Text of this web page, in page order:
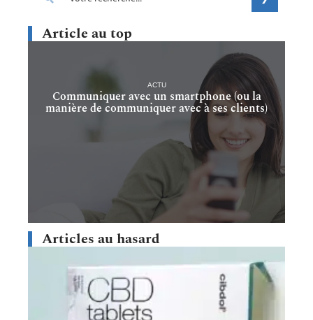
Article au top
ACTU
Communiquer avec un smartphone (ou la
manière de communiquer avec à ses clients)
Articles au hasard